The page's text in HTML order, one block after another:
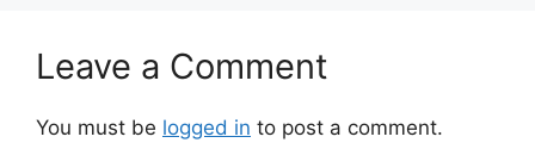
Leave a Comment
You must be logged in to post a comment.